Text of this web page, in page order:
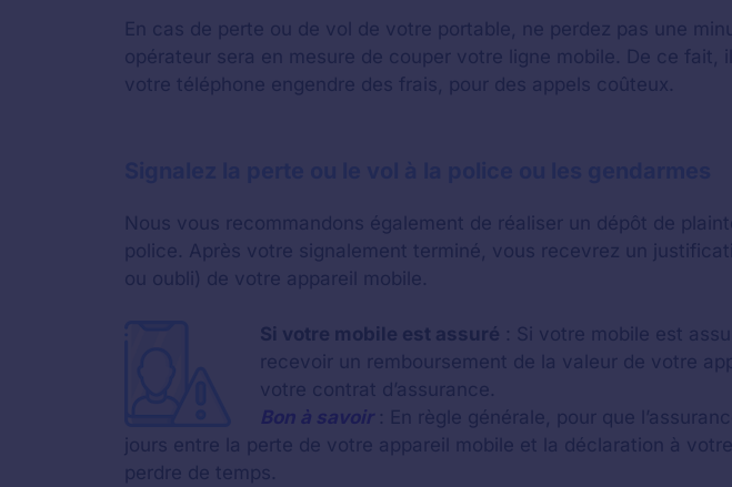
En cas de perte ou de vol de votre portable, ne perdez pas une
opérateur sera en mesure de couper votre ligne mobile. De ce fait,
votre téléphone engendre des frais, pour des appels coûteux.
Nous vous recommandons également de réaliser un dépôt de
police. Après votre signalement terminé, vous recevrez un
ou oubli) de votre appareil mobile.
Si votre mobile est assuré : Si votre mobile est
recevoir un remboursement de la valeur de votre
votre contrat d’assurance.
Bon à savoir: En règle générale, pour que
jours entre la perte de votre appareil mobile et la déclaration à
perdre de temps.